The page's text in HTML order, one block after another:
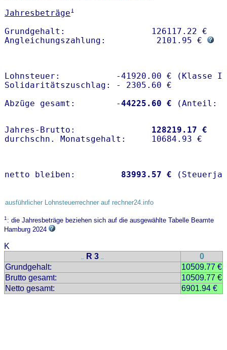
Jahresbeträge1
Grundgehalt:                 126117.22 €
Angleichungszahlung:          2101.95 €
Lohnsteuer:           -41920.00 € (Klasse I)
Solidaritätszuschlag: - 2305.60 €
Abzüge gesamt:        -44225.60 €
Jahres-Brutto: 128219.17 €
netto bleiben: 83993.57 €
ausführlicher Lohnsteuerrechner auf rechner24.info
1: die Jahresbeträge beziehen sich auf die ausgewählte Tabelle Beamte
Hamburg 2024
K
.. R 3 ..
0
Grundgehalt:
10509.77 €
Brutto gesamt:
10509.77 €
Netto gesamt:
6901.94 €